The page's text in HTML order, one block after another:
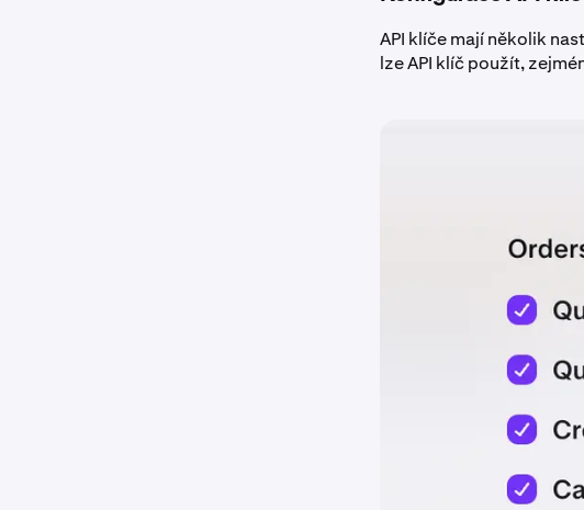
API klíče mají několik
lze API klíč použít,